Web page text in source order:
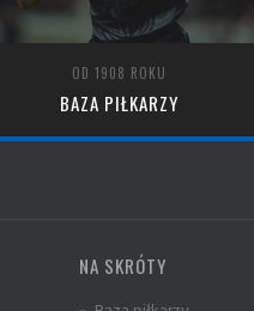
OD 1908 ROKU
BAZA PIŁKARZY
NA SKRÓTY